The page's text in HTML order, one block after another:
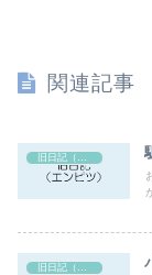
関連記事
旧日記（エンピツ）
旧日記（エンピツ）